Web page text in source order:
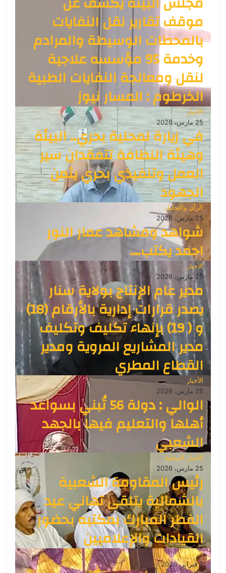
موقف تقارير نقل النفايات
بالمحطات الوسيطة والمرادم
وخدمة 95 مؤسسه علاجية
لنقل ومعالجة النفايات الطبية
الخرطوم : المسار نيوز
الأخبار
25 مارس، 2026
في زيارة لمحلية بحري.. البيئة
وهيئة النظافة تتفقدان سير
العمل وتنفيذي بحري يثمن
الجهود
الرأي والتحليل
25 مارس، 2026
شواهد ومشاهد عمار النور
احمد يكتب….
الأخبار
25 مارس، 2026
مدير عام الإنتاج بولاية سنار
يصدر قرارات إدارية بالأرقام (18)
و ( 19) بإنهاء تكليف وتكليف
مدير المشاريع المروية ومدير
القطاع المطري
الأخبار
25 مارس، 2026
الوالي : دولة 56 تُبني بسواعد
أهلها والتعليم فيها بالجهد
الشعبي
الأخبار المحلية
25 مارس، 2026
رئيس المقاومة الشعبية
بالشمالية يتلقى تهاني عيد
الفطر المبارك بمكتبه بحضور
القيادات والإعلاميين
الأخبار
2 فبراير، 2026